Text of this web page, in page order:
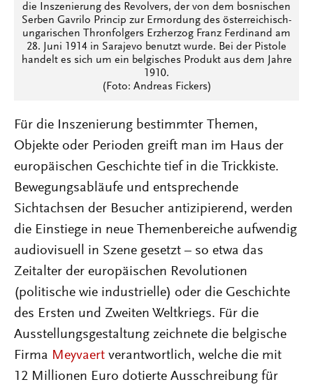
die Inszenierung des Revolvers, der von dem bosnischen
Serben Gavrilo Princip zur Ermordung des österreichisch-
ungarischen Thronfolgers Erzherzog Franz Ferdinand am
28. Juni 1914 in Sarajevo benutzt wurde. Bei der Pistole
handelt es sich um ein belgisches Produkt aus dem Jahre
1910.
(Foto: Andreas Fickers)
Für die Inszenierung bestimmter Themen,
Objekte oder Perioden greift man im Haus der
europäischen Geschichte tief in die Trickkiste.
Bewegungsabläufe und entsprechende
Sichtachsen der Besucher antizipierend, werden
die Einstiege in neue Themenbereiche aufwendig
audiovisuell in Szene gesetzt – so etwa das
Zeitalter der europäischen Revolutionen
(politische wie industrielle) oder die Geschichte
des Ersten und Zweiten Weltkriegs. Für die
Ausstellungsgestaltung zeichnete die belgische
Firma Meyvaert verantwortlich, welche die mit
12 Millionen Euro dotierte Ausschreibung für